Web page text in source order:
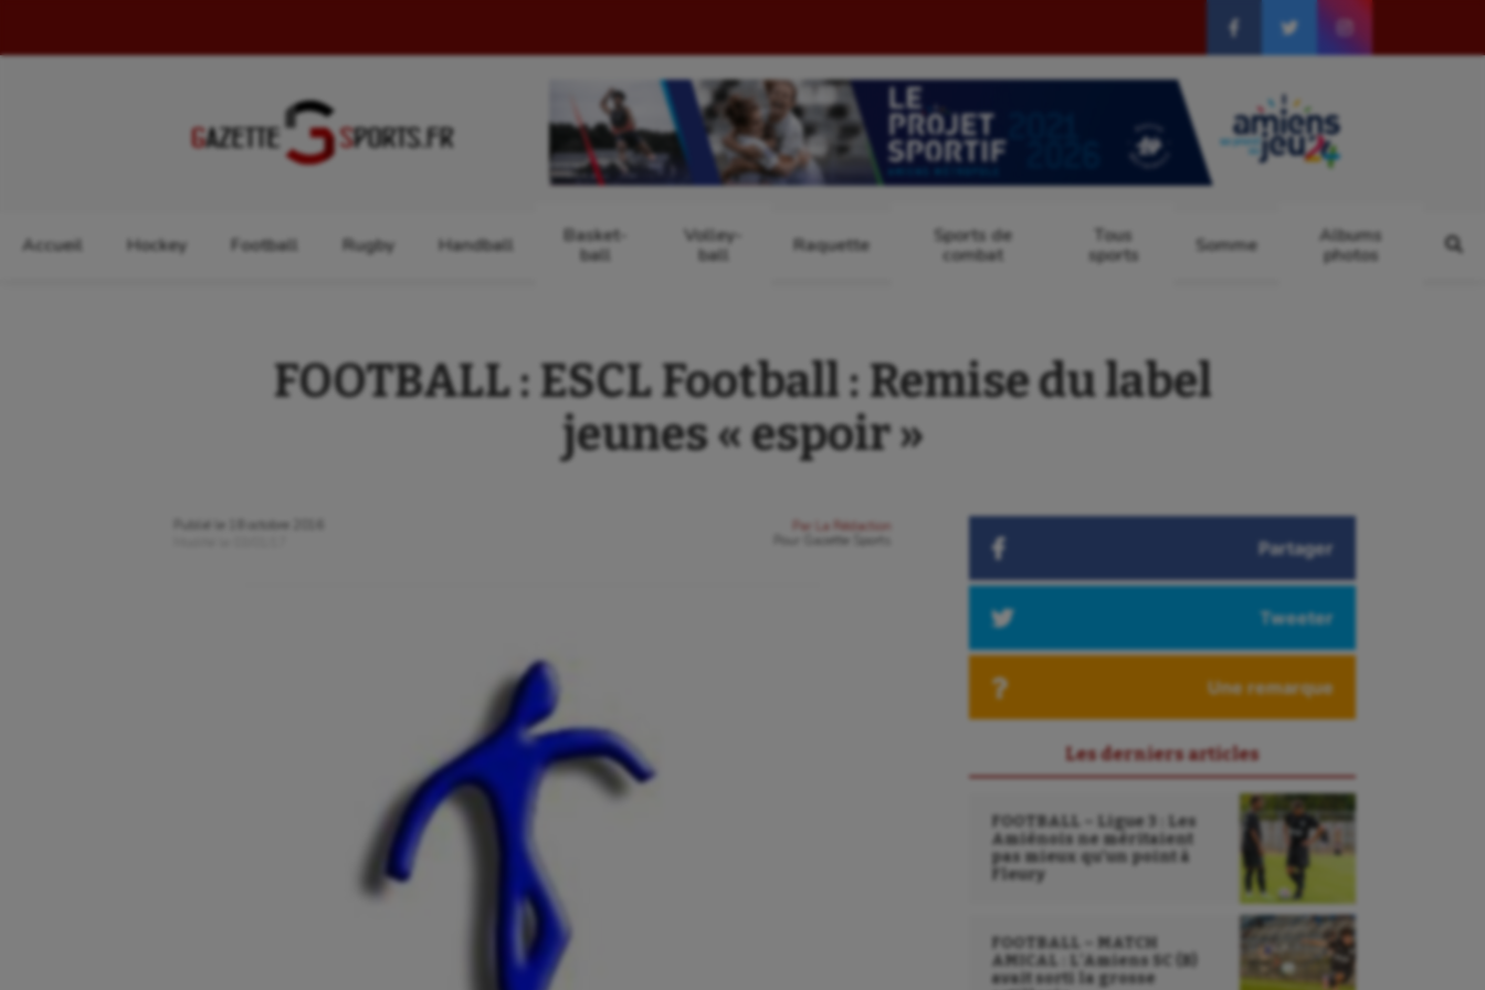
Accueil Hockey Football Rugby Handball
Basket-
ball
Volley-
ball
Raquette
Sports de
combat
Tous
sports
Somme
Albums
photos
FOOTBALL : ESCL Football : Remise du label
jeunes « espoir »
Publié le
18 octobre 2016
Par
La Rédaction
Gazette Sports Partager
Tweeter
Une remarque
Les derniers articles
FOOTBALL – Ligue 3 : Les
Amiénois ne méritaient
pas mieux qu’un point à
Fleury
FOOTBALL – MATCH
AMICAL : L’Amiens SC (B)
avait sorti la grosse